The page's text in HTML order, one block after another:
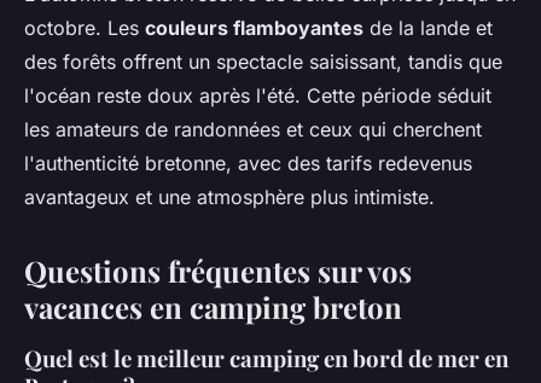
octobre. Les couleurs flamboyantes de la lande et
des forêts offrent un spectacle saisissant, tandis que
l'océan reste doux après l'été. Cette période séduit
les amateurs de randonnées et ceux qui cherchent
l'authenticité bretonne, avec des tarifs redevenus
avantageux et une atmosphère plus intimiste.
Questions fréquentes sur vos
vacances en camping breton
Quel est le meilleur camping en bord de mer en